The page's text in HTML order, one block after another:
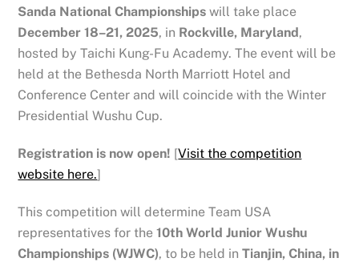
Sanda National Championships will take place
December 18–21, 2025, in Rockville, Maryland ,
hosted by Taichi Kung-Fu Academy. The event will be
held at the Bethesda North Marriott Hotel and
Conference Center and will coincide with the Winter
Presidential Wushu Cup.
Registration is now open! [Visit the competition
website here.]
This competition will determine Team USA
representatives for the10th World Junior Wushu
Championships (WJWC), to be held inTianjin, China, in